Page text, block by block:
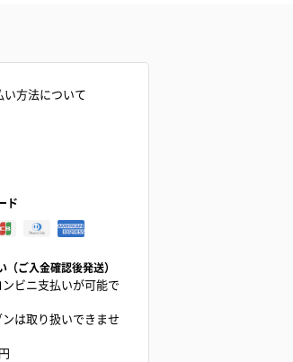
い方法について
ド
（ご入金確認後発送）
ビニ支払いが可能で
は取り扱いできませ